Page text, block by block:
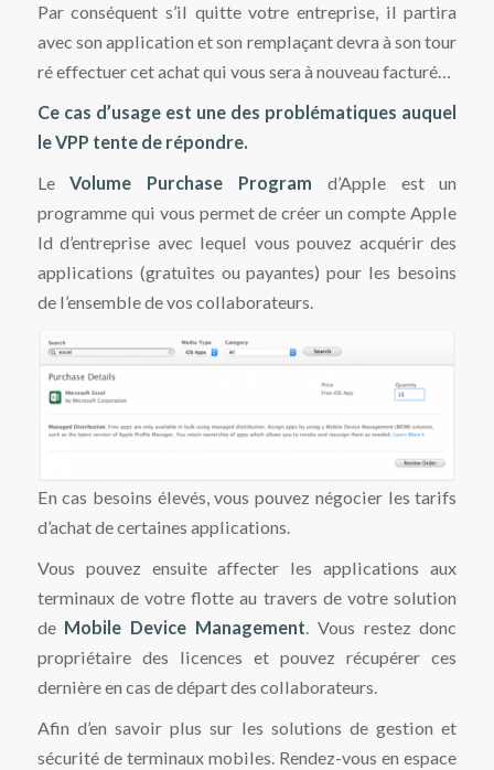
Par conséquent s’il quitte votre entreprise, il partira
avec son application et son remplaçant devra à son tour
ré effectuer cet achat qui vous sera à nouveau facturé…
Ce cas d’usage est une des problématiques auquel
le VPP tente de répondre.
LeVolume Purchase Program d’Apple est un
programme qui vous permet de créer un compte Apple
Id d’entreprise avec lequel vous pouvez acquérir des
applications (gratuites ou payantes) pour les besoins
de l’ensemble de vos collaborateurs.
En cas besoins élevés, vous pouvez négocier les tarifs
d’achat de certaines applications.
Vous pouvez ensuite affecter les applications aux
terminaux de votre flotte au travers de votre solution
de Mobile Device Management. Vous restez donc
propriétaire des licences et pouvez récupérer ces
dernière en cas de départ des collaborateurs.
Afin d’en savoir plus sur les solutions de gestion et
sécurité de terminaux mobiles. Rendez-vous en espace